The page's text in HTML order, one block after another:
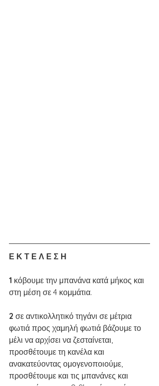
Ε Κ Τ Ε Λ Ε Σ Η
1 κόβουμε την μπανάνα κατά μήκος και
στη μέση σε 4 κομμάτια.
2 σε αντικολλητικό τηγάνι σε μέτρια
φωτιά προς χαμηλή φωτιά βάζουμε το
μέλι να αρχίσει να ζεσταίνεται,
προσθέτουμε τη κανέλα και
ανακατεύοντας ομογενοποιούμε,
προσθέτουμε και τις μπανάνες και